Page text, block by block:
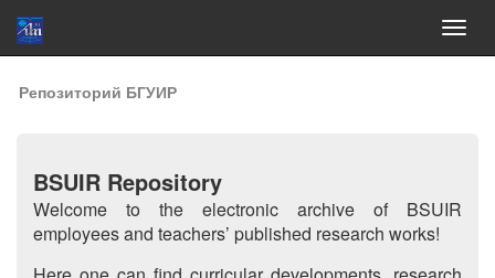
Skip
navigation
Репозиторий БГУИР
BSUIR Repository
Welcome to the electronic archive of BSUIR
employees and teachers’ published research works!